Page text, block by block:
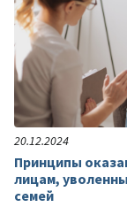
20.12.2024
Принципы
лицам,
семей